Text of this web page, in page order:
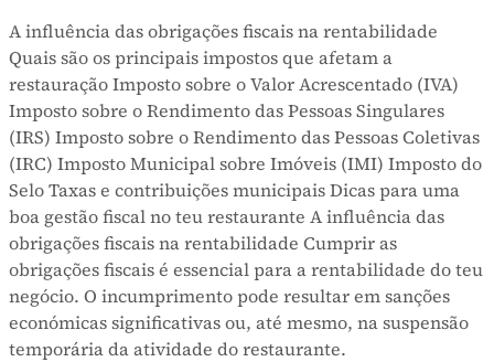
A influência das obrigações fiscais na rentabilidade
Quais são os principais impostos que afetam a
restauração Imposto sobre o Valor Acrescentado (IVA)
Imposto sobre o Rendimento das Pessoas Singulares
(IRS) Imposto sobre o Rendimento das Pessoas Coletivas
(IRC) Imposto Municipal sobre Imóveis (IMI) Imposto do
Selo Taxas e contribuições municipais Dicas para uma
boa gestão fiscal no teu restaurante A influência das
obrigações fiscais na rentabilidade Cumprir as
obrigações fiscais é essencial para a rentabilidade do teu
negócio. O incumprimento pode resultar em sanções
económicas significativas ou, até mesmo, na suspensão
temporária da atividade do restaurante.